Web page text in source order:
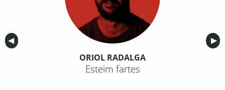
Anterior
◀︎ ▶︎
ORIOL RADALGA
Esteim fartes